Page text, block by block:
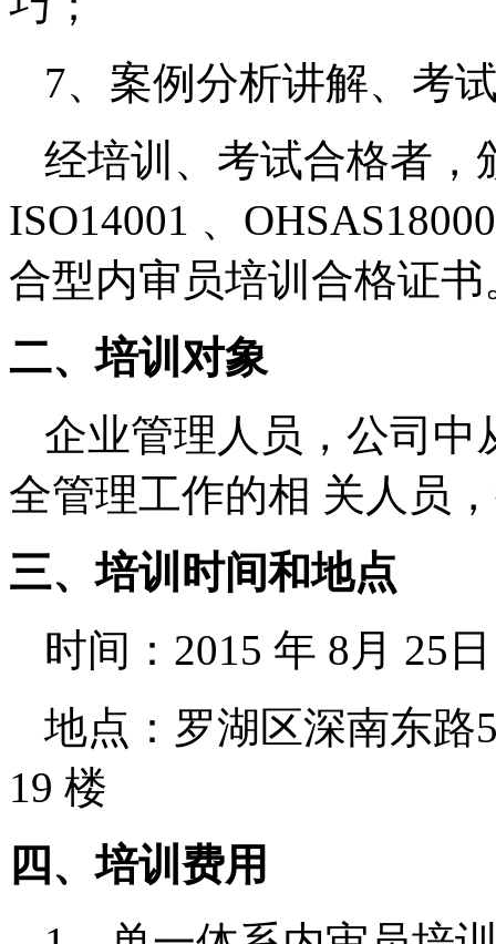
7、案例分析讲解、考
经培训、考试合格者，
ISO14001 、
合型内审员培训合格证书
二、培训对象
企业管理人员，公司中
全管理工作的相 关人员
三、培训时间和地点
时间：2015 年 8月 25
地点：罗湖区深南东路
19 楼
四、培训费用